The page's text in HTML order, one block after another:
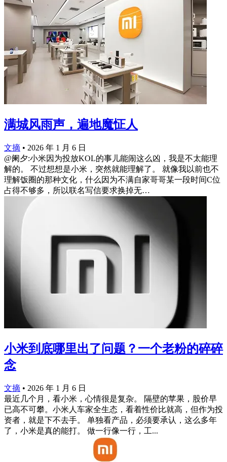
满城风雨声，遍地魔怔人
文摘 • 2026 年 1 月 6 日
@阑夕:小米因为投放KOL的事儿能闹这么凶，我是不太能理
解的。 不过想想是小米，突然就能理解了。 就像我以前也不
理解饭圈的那种文化，什么因为不满自家哥哥某一段时间C位
占得不够多，所以联名写信要求换掉无…
小米到底哪里出了问题？一个老粉的碎碎
念
文摘 • 2026 年 1 月 6 日
最近几个月，看小米，心情很是复杂。 隔壁的苹果，股价早
已高不可攀。小米人车家全生态，看着性价比就高，但作为投
资者，就是下不去手。 单独看产品，必须要承认，这么多年
了，小米是真的能打。 做一行像一行，工...